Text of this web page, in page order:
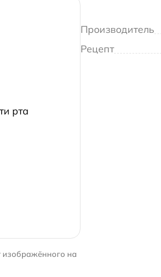
изображённого на
Производитель
Рецепт